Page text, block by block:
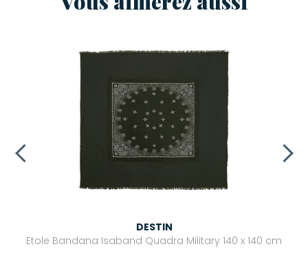
DESTIN
Etole Bandana Isaband Quadra Military 140 x 140 cm